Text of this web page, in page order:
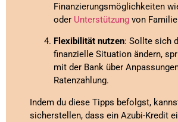
Finanzierungsmöglichkeiten
oder Unterstützung von
Flexibilität nutzen: Sollte sich
finanzielle Situation ändern,
mit der Bank über
Ratenzahlung.
Indem du diese Tipps befolgst,
sicherstellen, dass ein Azubi-Kredit